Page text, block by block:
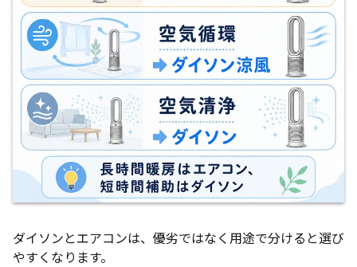
ダイソンとエアコンは、優劣ではなく用途で分けると選び
やすくなります。